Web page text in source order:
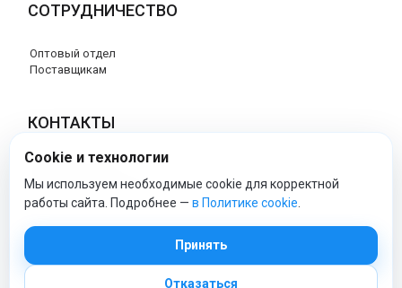
СОТРУДНИЧЕСТВО
Оптовый отдел
Поставщикам
КОНТАКТЫ
8 (800) 707-76-34
info@esspero-market.ru
Cookie и технологии
Мы используем необходимые cookie для корректной
работы сайта. Подробнее — в Политике cookie
Принять
Отказаться